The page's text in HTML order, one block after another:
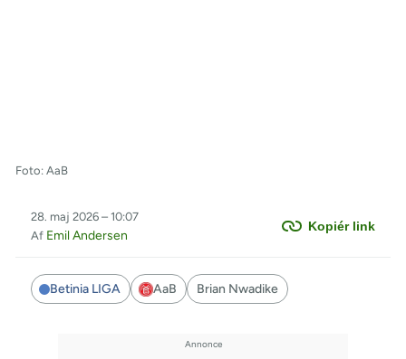
Foto: AaB
Kopiér link
28. maj 2026 – 10:07
Af Emil Andersen
Betinia LIGA AaB Brian Nwadike